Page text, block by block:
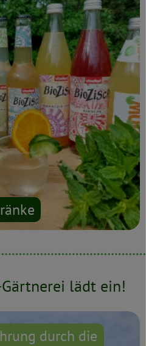
lädt ein!
durch die